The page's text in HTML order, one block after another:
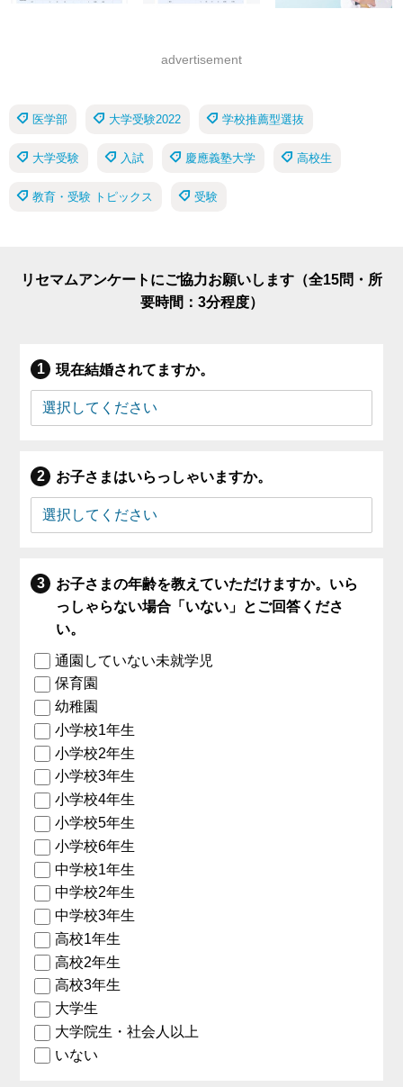
advertisement
医学部 大学受験2022 学校推薦型選抜
大学受験 入試 慶應義塾大学 高校生
教育・受験 トピックス 受験
リセマムアンケートにご協力お願いします（全15問・所
要時間：3分程度）
現在結婚されてますか。
お子さまはいらっしゃいますか。
お子さまの年齢を教えていただけますか。いら
っしゃらない場合「いない」とご回答くださ
い。
通園していない未就学児
保育園
幼稚園
小学校1年生
小学校2年生
小学校3年生
小学校4年生
小学校5年生
小学校6年生
中学校1年生
中学校2年生
中学校3年生
高校1年生
高校2年生
高校3年生
大学生
大学院生・社会人以上
いない